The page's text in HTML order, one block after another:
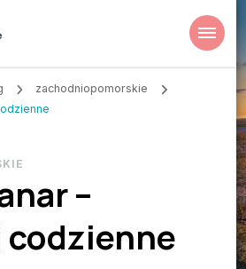
zachodniopomorskie
–